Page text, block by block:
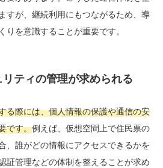
すが、継続利用にもつながるため、導
りを意識することが重要です。
ティの管理が求められる
る際には、個人情報の保護や通信の安
です。例えば、仮想空間上で住民票の
、誰がどの情報にアクセスできるかを
証管理などの体制を整えることが求め